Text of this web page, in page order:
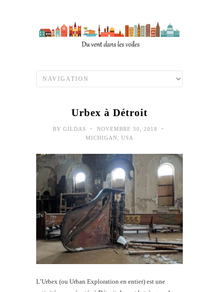
Urbex à Détroit
BY GILDAS • NOVEMBRE 30, 2018 •
MICHIGAN USA
L’Urbex (ou Urban Exploration en entier) est une